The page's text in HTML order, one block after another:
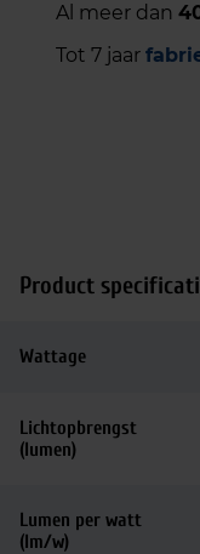
Al meer dan
Tot 7 jaar
Product
Wattage
Lichtopbrengst
(lumen)
Lumen per watt
(lm/w)